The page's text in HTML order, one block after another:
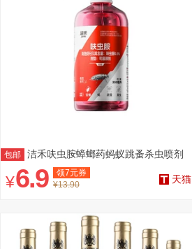
包邮 洁禾呋虫胺蟑螂药蚂蚁跳蚤杀虫喷剂
¥6.9 领7元券
¥13.90
天猫